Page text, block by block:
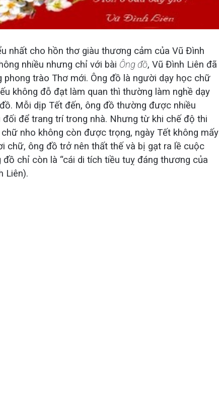
nhất cho hồn thơ giàu thương cảm của Vũ Đình
nhiều nhưng chỉ với bài Ông đồ, Vũ Đình Liên đã
trào Thơ mới. Ông đồ là người dạy học chữ
không đỗ đạt làm quan thì thường làm nghề dạy
Mỗi dịp Tết đến, ông đồ thường được nhiều
để trang trí trong nhà. Nhưng từ khi chế độ thi
nho không còn được trọng, ngày Tết không mấy
chữ, ông đồ trở nên thất thế và bị gạt ra lề cuộc
chỉ còn là “cái di tích tiều tuỵ đáng thương của
Liên).